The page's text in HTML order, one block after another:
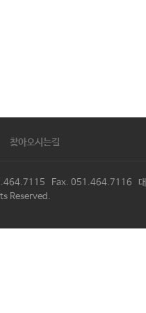
찾아오시는길
Fax. 051.464.7116
Reserved.